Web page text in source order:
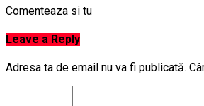
Comenteaza si tu
Leave a Reply
Adresa ta de email nu va fi publicată.